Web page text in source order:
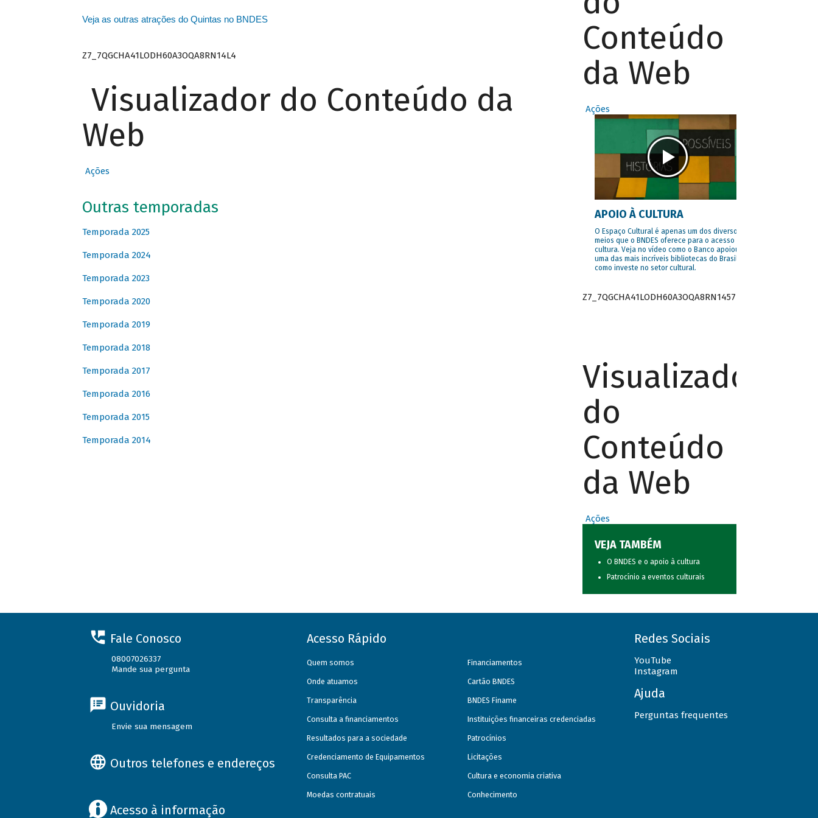
Veja as outras atrações do Quintas no BNDES
Z7_7QGCHA41LODH60A3OQA8RN14L4
Visualizador do Conteúdo da
Web
Ações
Outras temporadas
Temporada 2025
Temporada 2024
Temporada 2023
Temporada 2020
Temporada 2019
Temporada 2018
Temporada 2017
Temporada 2016
Temporada 2015
Temporada 2014
Conteúdo
da Web
Ações
APOIO À CULTURA
O Espaço Cultural é apenas um dos diversos
meios que o BNDES oferece para o acesso à
cultura. Veja no vídeo como o Banco apoiou
uma das mais incríveis bibliotecas do Brasil e
como investe no setor cultural.
Z7_7QGCHA41LODH60A3OQA8RN1457
Visualizador
do
Conteúdo
da Web
Ações
VEJA TAMBÉM
O BNDES e o apoio à cultura
Patrocínio a eventos culturais
Fale Conosco
08007026337
Mande sua pergunta
Ouvidoria
Envie sua mensagem
Outros telefones e endereços
Acesso à informação
Acesso Rápido
Quem somos
Onde atuamos
Transparência
Consulta a financiamentos
Resultados para a sociedade
Credenciamento de Equipamentos
Consulta PAC
Moedas contratuais
Financiamentos
Cartão BNDES
BNDES Finame
Instituições financeiras credenciadas
Patrocínios
Licitações
Cultura e economia criativa
Conhecimento
Redes Sociais
YouTube
Instagram
Ajuda
Perguntas frequentes